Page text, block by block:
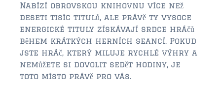
$2,000,000 and up
JACKSONVILLE BEACH
$150,000 and down
$150,000-$350,000
Nabízí obrovskou knihovnu více než
deseti tisíc titulů, ale právě ty vysoce
energické tituly získávají srdce hráčů
během krátkých herních seancí. Pokud
jste hráč, který miluje rychlé výhry a
nemůžete si dovolit sedět hodiny, je
toto místo právě pro vás.